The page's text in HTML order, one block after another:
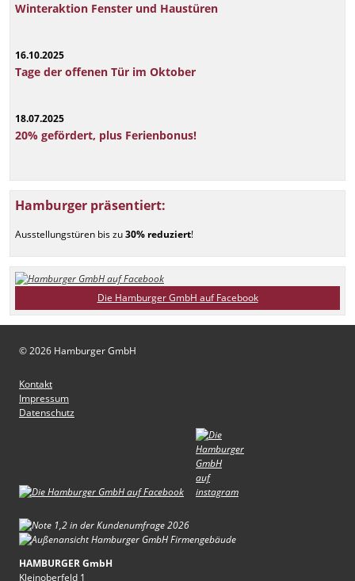
Winteraktion Fenster und Haustüren
16.10.2025
Tage der offenen Tür im Oktober
18.07.2025
20% gefördert, plus Ferienbonus!
Hamburger präsentiert:
Ausstellungstüren bis zu30% reduziert!
Die Hamburger GmbH auf Facebook
© 2026 Hamburger GmbH
Kontakt
Impressum
Datenschutz
HAMBURGER GmbH
Kleinoberfeld 1